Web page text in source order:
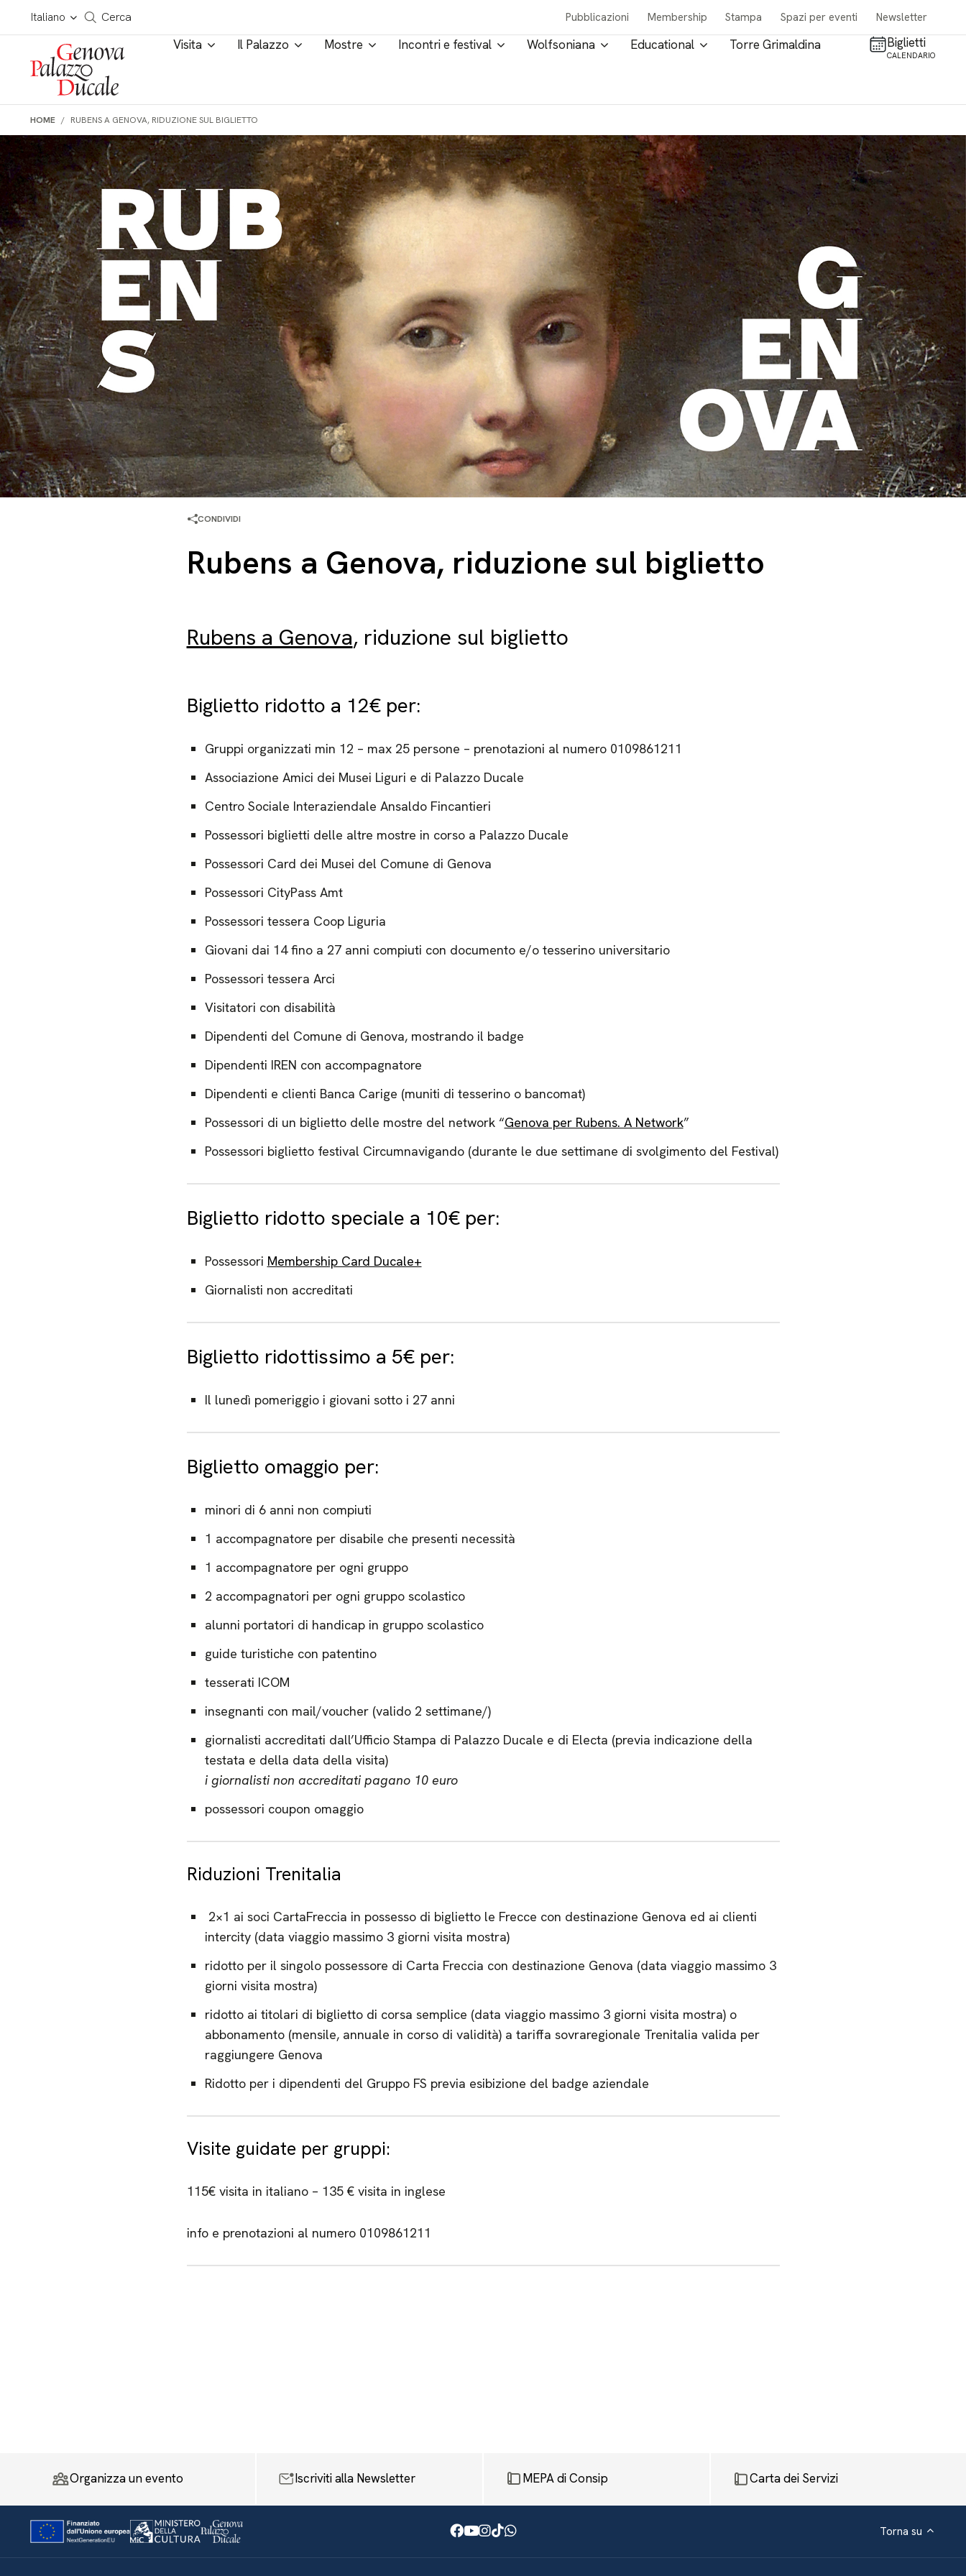
Salta al contenuto
Italiano
Cerca in tutto il sito
Cerca Pubblicazioni Membership Stampa Spazi per eventi Newsletter
Visita Il Palazzo Mostre Incontri e festival Wolfsoniana Educational Torre Grimaldina Biglietti
CALENDARIO
HOME RUBENS A GENOVA, RIDUZIONE SUL BIGLIETTO
CONDIVIDI
Rubens a Genova, riduzione sul biglietto
Rubens a Genova, riduzione sul biglietto
Biglietto ridotto a 12€ per:
Gruppi organizzati min 12 – max 25 persone – prenotazioni al numero 0109861211
Associazione Amici dei Musei Liguri e di Palazzo Ducale
Centro Sociale Interaziendale Ansaldo Fincantieri
Possessori biglietti delle altre mostre in corso a Palazzo Ducale
Possessori Card dei Musei del Comune di Genova
Possessori CityPass Amt
Possessori tessera Coop Liguria
Giovani dai 14 fino a 27 anni compiuti con documento e/o tesserino universitario
Possessori tessera Arci
Visitatori con disabilità
Dipendenti del Comune di Genova, mostrando il badge
Dipendenti IREN con accompagnatore
Dipendenti e clienti Banca Carige (muniti di tesserino o bancomat)
Possessori di un biglietto delle mostre del network “Genova per Rubens. A Network”
Possessori biglietto festival Circumnavigando (durante le due settimane di svolgimento del Festival)
Biglietto ridotto speciale a 10€ per:
Possessori Membership Card Ducale+
Giornalisti non accreditati
Biglietto ridottissimo a 5€ per:
Il lunedì pomeriggio i giovani sotto i 27 anni
Biglietto omaggio per:
minori di 6 anni non compiuti
1 accompagnatore per disabile che presenti necessità
1 accompagnatore per ogni gruppo
2 accompagnatori per ogni gruppo scolastico
alunni portatori di handicap in gruppo scolastico
guide turistiche con patentino
tesserati ICOM
insegnanti con mail/voucher (valido 2 settimane/)
giornalisti accreditati dall’Ufficio Stampa di Palazzo Ducale e di Electa (previa indicazione della
testata e della data della visita)
i giornalisti non accreditati pagano 10 euro
possessori coupon omaggio
Riduzioni Trenitalia
2×1 ai soci CartaFreccia in possesso di biglietto le Frecce con destinazione Genova ed ai clienti
intercity (data viaggio massimo 3 giorni visita mostra)
ridotto per il singolo possessore di Carta Freccia con destinazione Genova (data viaggio massimo 3
giorni visita mostra)
ridotto ai titolari di biglietto di corsa semplice (data viaggio massimo 3 giorni visita mostra) o
abbonamento (mensile, annuale in corso di validità) a tariffa sovraregionale Trenitalia valida per
raggiungere Genova
Ridotto per i dipendenti del Gruppo FS previa esibizione del badge aziendale
Visite guidate per gruppi:
115€ visita in italiano – 135 € visita in inglese
info e prenotazioni al numero 0109861211
Organizza un evento Iscriviti alla Newsletter MEPA di Consip Carta dei Servizi
Facebook
Youtube
Instagram
TikTok
WhatsApp Torna su